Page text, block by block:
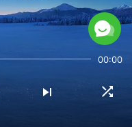
难，
，
00:00